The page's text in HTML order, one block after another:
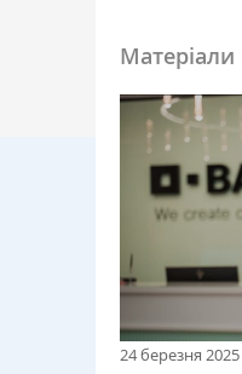
Матеріали
24 березня 2025